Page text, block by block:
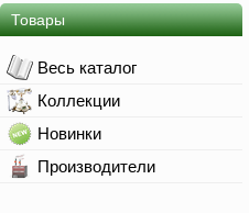
Товары
Весь каталог
Коллекции
Новинки
Производители